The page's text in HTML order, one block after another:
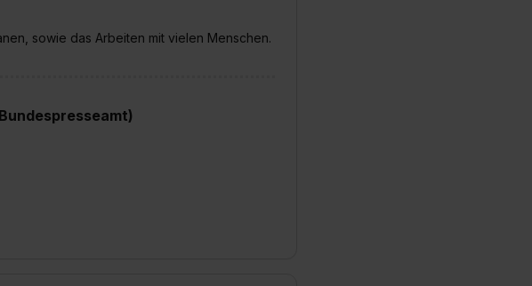
Weitere Informationen zu den einzelnen Cookies findest du durch Klick auf
sowie das Arbeiten mit vielen Menschen.